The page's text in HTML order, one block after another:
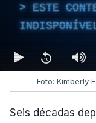
ESTE
Foto: Kimberly
Seis décadas